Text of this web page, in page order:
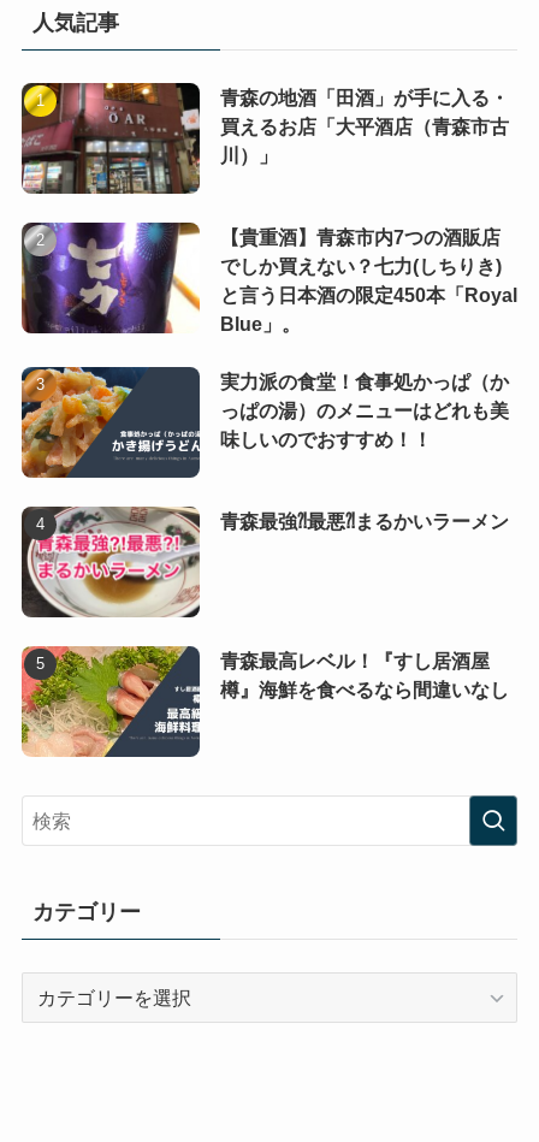
人気記事
青森の地酒「田酒」が手に入る・
買えるお店「大平酒店（青森市古
川）」
【貴重酒】青森市内7つの酒販店
でしか買えない？七力(しちりき)
と言う日本酒の限定450本「Royal
Blue」。
実力派の食堂！食事処かっぱ（か
っぱの湯）のメニューはどれも美
味しいのでおすすめ！！
青森最強⁈最悪⁈まるかいラーメン
青森最高レベル！『すし居酒屋
樽』海鮮を食べるなら間違いなし
カテゴリー